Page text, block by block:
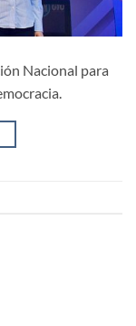
Nacional para